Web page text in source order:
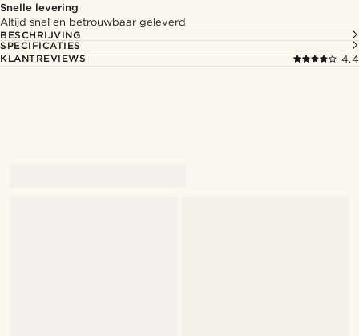
Snelle levering
Altijd snel en betrouwbaar geleverd
BESCHRIJVING
SPECIFICATIES
KLANTREVIEWS
4.4